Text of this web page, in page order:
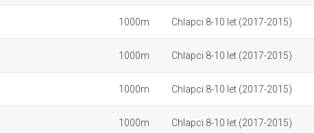
1000m Chlapci 8-10 let (2017-2015)
1000m Chlapci 8-10 let (2017-2015)
1000m Chlapci 8-10 let (2017-2015)
1000m Chlapci 8-10 let (2017-2015)